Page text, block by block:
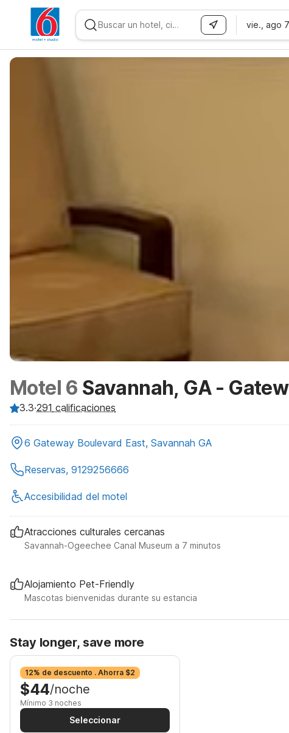
vie., ago 7
Motel 6 Savannah, GA -
3.3·291 calificaciones
6 Gateway Boulevard East, Savannah GA
Reservas, 9129256666
Accesibilidad del motel
Atracciones culturales cercanas
Savannah-Ogeechee Canal Museum a 7 minutos
Alojamiento Pet-Friendly
Mascotas bienvenidas durante su estancia
Stay longer, save more
12% de descuento . Ahorra $2
$44/noche
Mínimo 3 noches
Seleccionar